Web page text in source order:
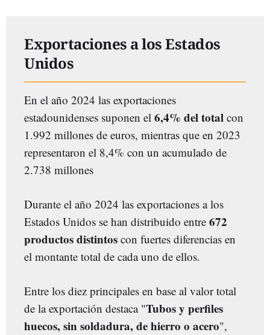
Exportaciones a los Estados
Unidos
En el año 2024 las exportaciones
estadounidenses suponen el 6,4% del total con
1.992 millones de euros, mientras que en 2023
representaron el 8,4% con un acumulado de
2.738 millones
Durante el año 2024 las exportaciones a los
Estados Unidos se han distribuido entre 672
productos distintos con fuertes diferencias en
el montante total de cada uno de ellos.
Entre los diez principales en base al valor total
de la exportación destaca "Tubos y perfiles
huecos, sin soldadura, de hierro o acero",